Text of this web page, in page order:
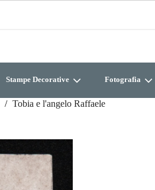
Stampe Decorative Fotografia
Tobia e l'angelo Raffaele